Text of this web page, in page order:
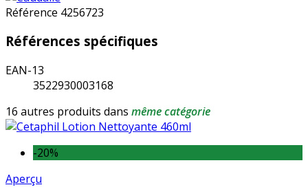
Référence 4256723
Références spécifiques
EAN-13
3522930003168
16 autres produits dans même catégorie
-20%
Aperçu